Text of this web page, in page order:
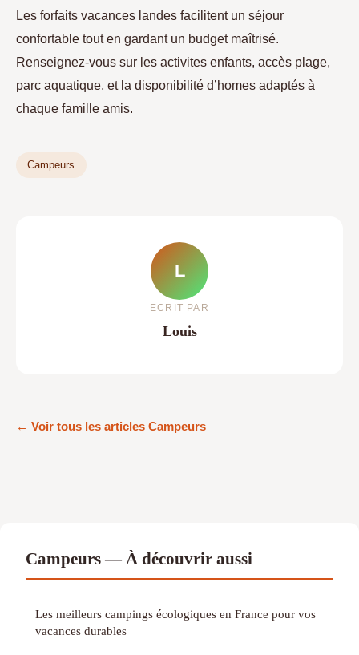
Les forfaits vacances landes facilitent un séjour
confortable tout en gardant un budget maîtrisé.
Renseignez-vous sur les activites enfants, accès plage,
parc aquatique, et la disponibilité d’homes adaptés à
chaque famille amis.
Campeurs
L
ECRIT PAR
Louis
← Voir tous les articles Campeurs
Campeurs — À découvrir aussi
Les meilleurs campings écologiques en France pour vos
vacances durables